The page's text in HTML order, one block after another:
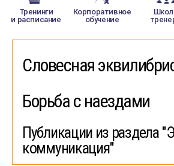
Тренинги
и расписание
Корпоративное
обучение
Словесная
Борьба с наездами
Публикации из раздела
коммуникация"